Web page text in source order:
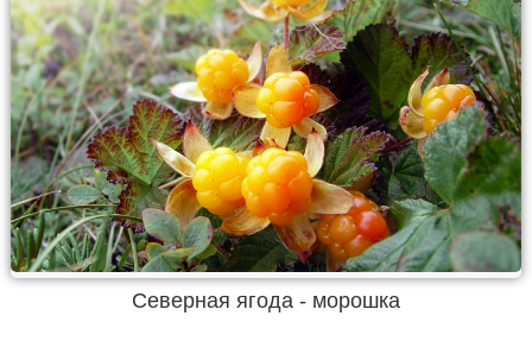
Северная ягода - морошка